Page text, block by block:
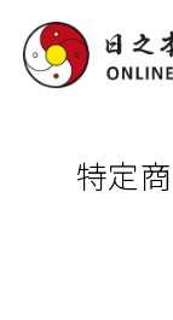
特定